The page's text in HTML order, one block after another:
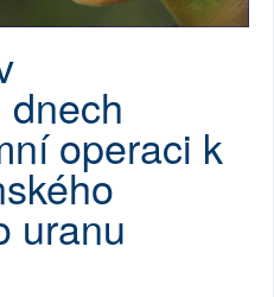
operaci k
uranu